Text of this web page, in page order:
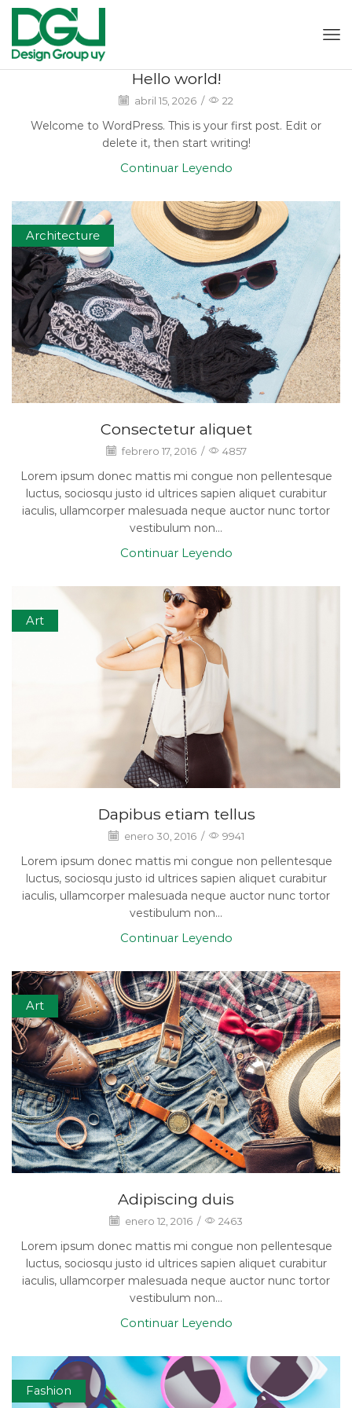
Hello world!
abril 15, 2026 / 22
Welcome to WordPress. This is your first post. Edit or
delete it, then start writing!
Continuar Leyendo
Architecture
Consectetur aliquet
febrero 17, 2016 / 4857
Lorem ipsum donec mattis mi congue non pellentesque
luctus, sociosqu justo id ultrices sapien aliquet curabitur
iaculis, ullamcorper malesuada neque auctor nunc tortor
vestibulum non...
Continuar Leyendo
Art
Dapibus etiam tellus
enero 30, 2016 / 9941
Lorem ipsum donec mattis mi congue non pellentesque
luctus, sociosqu justo id ultrices sapien aliquet curabitur
iaculis, ullamcorper malesuada neque auctor nunc tortor
vestibulum non...
Continuar Leyendo
Art
Adipiscing duis
enero 12, 2016 / 2463
Lorem ipsum donec mattis mi congue non pellentesque
luctus, sociosqu justo id ultrices sapien aliquet curabitur
iaculis, ullamcorper malesuada neque auctor nunc tortor
vestibulum non...
Continuar Leyendo
Fashion